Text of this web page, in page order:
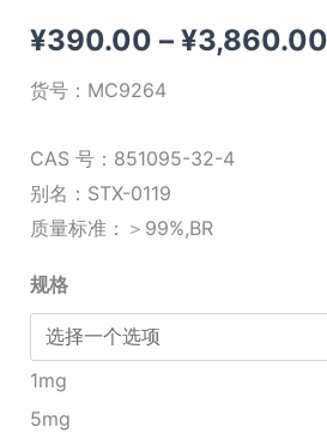
¥390.00 – ¥3,860.00
货号： MC9264
CAS 号：851095-32-4
别名：STX-0119
质量标准：＞99%,BR
规格
1mg
5mg